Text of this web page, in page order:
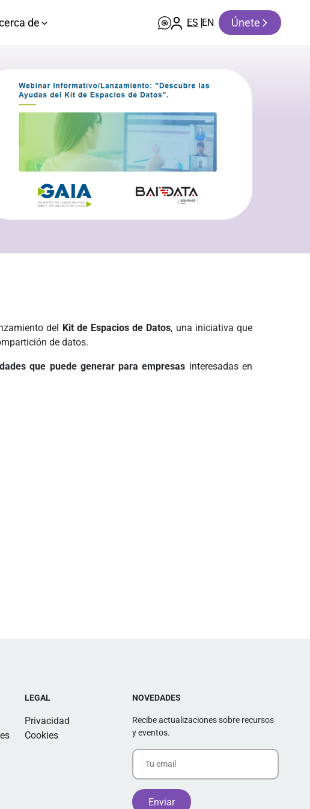
de ES EN Únete
del Kit de Espacios de Datos, una iniciativa que
de datos.
que puede generar para empresas interesadas en
LEGAL
Privacidad
Cookies
NOVEDADES
Recibe actualizaciones sobre recursos
y eventos.